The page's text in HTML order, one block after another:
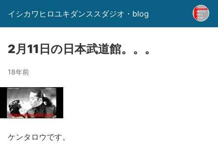
イシカワヒロユキダンススダジオ・blog
2月11日の日本武道館。。。
18年前
ケンタロウです。